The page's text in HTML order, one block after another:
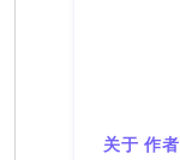
关于 作者